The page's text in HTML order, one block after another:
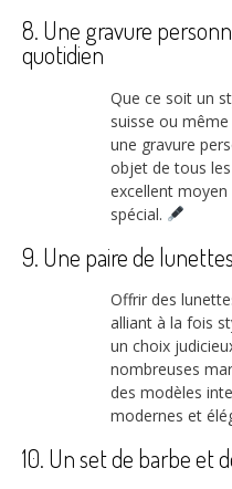
8. Une gravure
quotidien
Que ce soit un
suisse ou
une gravure
objet de tous
excellent moyen
spécial.
9. Une paire de
Offrir des
alliant à la fois
un choix
nombreuses
des modèles
modernes et
10. Un set de barbe et